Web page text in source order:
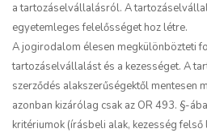
a tartozáselvállalásról. A
egyetemleges felelősséget hoz létre.
A jogirodalom élesen megkülönbözteti
tartozáselvállalást és a kezességet. A
szerződés alakszerűségektől mentesen
azonban kizárólag csak az OR 493. §-
kritériumok (írásbeli alak, kezesség felső